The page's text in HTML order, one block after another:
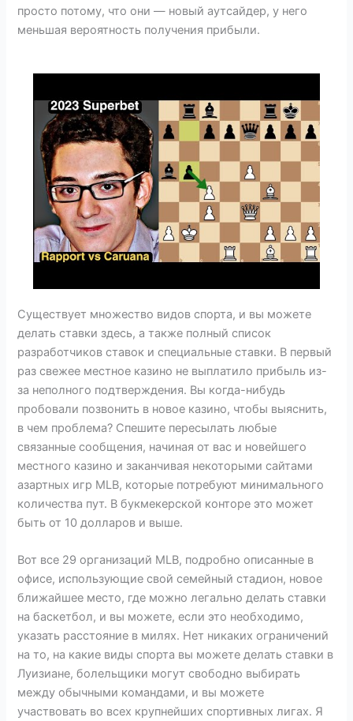
просто потому, что они — новый аутсайдер, у него
меньшая вероятность получения прибыли.
Существует множество видов спорта, и вы можете
делать ставки здесь, а также полный список
разработчиков ставок и специальные ставки. В первый
раз свежее местное казино не выплатило прибыль из-
за неполного подтверждения. Вы когда-нибудь
пробовали позвонить в новое казино, чтобы выяснить,
в чем проблема? Спешите пересылать любые
связанные сообщения, начиная от вас и новейшего
местного казино и заканчивая некоторыми сайтами
азартных игр MLB, которые потребуют минимального
количества пут. В букмекерской конторе это может
быть от 10 долларов и выше.
Вот все 29 организаций MLB, подробно описанные в
офисе, использующие свой семейный стадион, новое
ближайшее место, где можно легально делать ставки
на баскетбол, и вы можете, если это необходимо,
указать расстояние в милях. Нет никаких ограничений
на то, на какие виды спорта вы можете делать ставки в
Луизиане, болельщики могут свободно выбирать
между обычными командами, и вы можете
участвовать во всех крупнейших спортивных лигах. Я